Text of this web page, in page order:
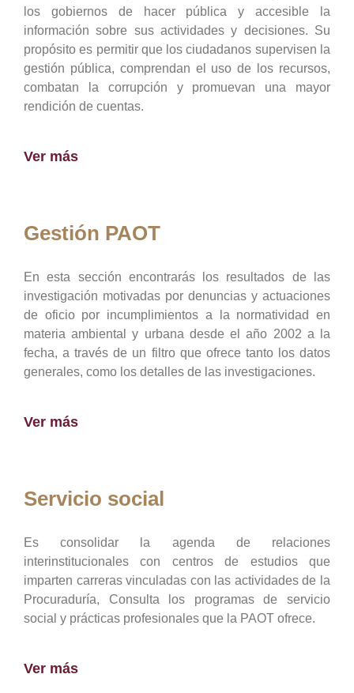
los gobiernos de hacer pública y accesible la
información sobre sus actividades y decisiones. Su
propósito es permitir que los ciudadanos supervisen la
gestión pública, comprendan el uso de los recursos,
combatan la corrupción y promuevan una mayor
rendición de cuentas.
Ver más
Gestión PAOT
En esta sección encontrarás los resultados de las
investigación motivadas por denuncias y actuaciones
de oficio por incumplimientos a la normatividad en
materia ambiental y urbana desde el año 2002 a la
fecha, a través de un filtro que ofrece tanto los datos
generales, como los detalles de las investigaciones.
Ver más
Servicio social
Es consolidar la agenda de relaciones
interinstitucionales con centros de estudios que
imparten carreras vinculadas con las actividades de la
Procuraduría, Consulta los programas de servicio
social y prácticas profesionales que la PAOT ofrece.
Ver más